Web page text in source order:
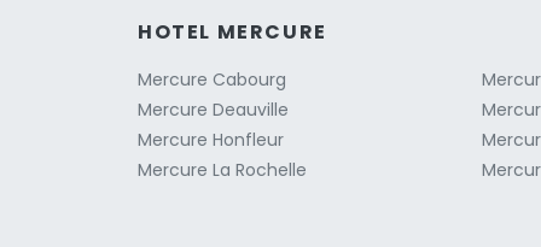
HOTEL MERCURE
Mercure Cabourg
Mercure Deauville
Mercure Honfleur
Mercure La Rochelle